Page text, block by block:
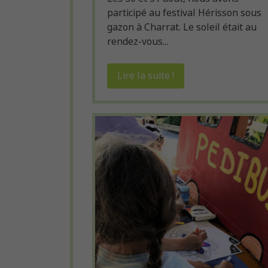
participé au festival Hérisson sous
gazon à Charrat. Le soleil était au
rendez-vous...
Lire la suite !